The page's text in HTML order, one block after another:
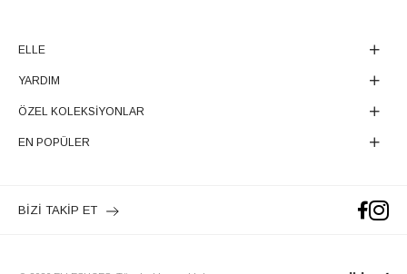
ELLE
YARDIM
ÖZEL KOLEKSİYONLAR
EN POPÜLER
BİZİ TAKİP ET